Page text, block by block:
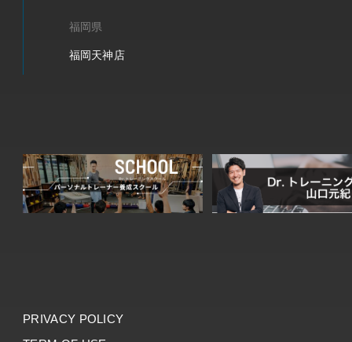
福岡県
福岡天神店
PRIVACY POLICY